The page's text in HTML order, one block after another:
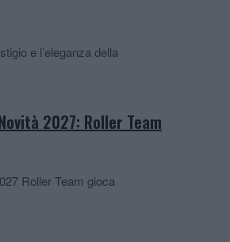
e l’eleganza della
2027: Roller Team
Roller Team gioca